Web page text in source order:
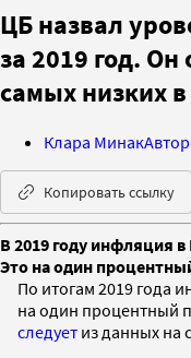
ЦБ назвал
за 2019 год.
самых низких
Клара МинакАвтор
Копировать ссылку
В 2019 году инфляция
Это на один
По итогам 2019 года
на один процентный
следует из данных на